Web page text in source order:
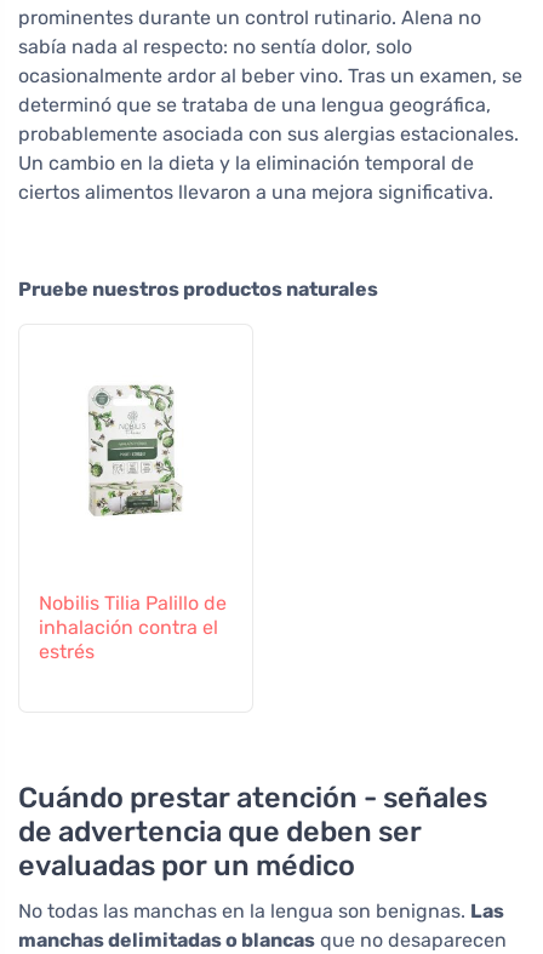
prominentes durante un control rutinario. Alena no
sabía nada al respecto: no sentía dolor, solo
ocasionalmente ardor al beber vino. Tras un examen, se
determinó que se trataba de una lengua geográfica,
probablemente asociada con sus alergias estacionales.
Un cambio en la dieta y la eliminación temporal de
ciertos alimentos llevaron a una mejora significativa.
Pruebe nuestros productos naturales
Nobilis Tilia Palillo de
inhalación contra el
estrés
Cuándo prestar atención - señales
de advertencia que deben ser
evaluadas por un médico
No todas las manchas en la lengua son benignas. Las
manchas delimitadas o blancas que no desaparecen